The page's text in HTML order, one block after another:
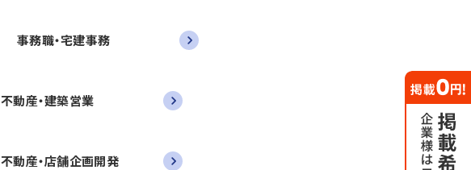
事務職・宅建事務
不動産・建築営業
不動産・店舗企画開発